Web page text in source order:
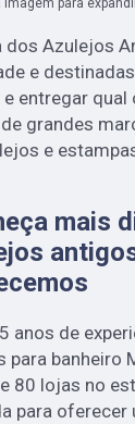
dos Azulejos
e
e entregar
de grandes
e
mais
anos de
para banheiro
80 lojas no
para oferecer